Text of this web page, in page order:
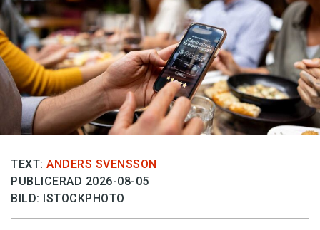
TEXT: ANDERS SVENSSON
PUBLICERAD 2026-08-05
BILD: ISTOCKPHOTO